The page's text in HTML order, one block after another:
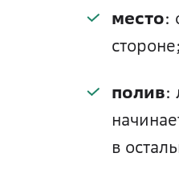
место:
полив:
в